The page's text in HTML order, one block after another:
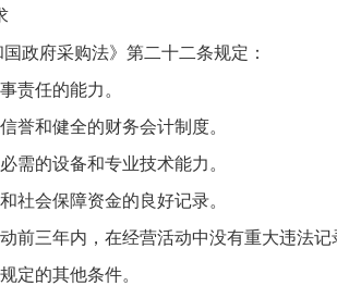
政府采购法》第二十二条规定：
责任的能力。
誉和健全的财务会计制度。
需的设备和专业技术能力。
社会保障资金的良好记录。
前三年内，在经营活动中没有重大违法记
定的其他条件。